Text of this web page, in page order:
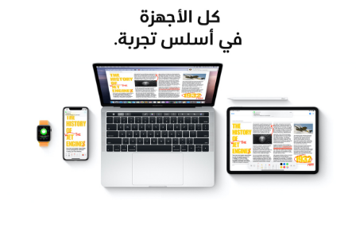
نسخة مزودة بشاشة OLED بمقاس 5.4 بوصة، ونسخة أخرى بشاشة